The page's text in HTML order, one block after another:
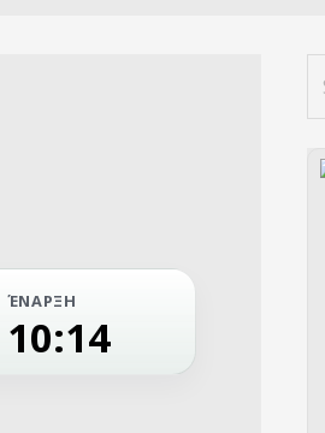
ΈΝΑΡΞΗ
10:14